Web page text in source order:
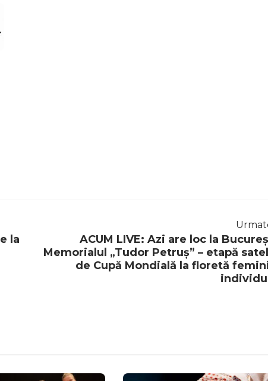
la
ACUM LIVE: Azi are loc la
Memorialul „Tudor Petruș” – etapă
de Cupă Mondială la floretă